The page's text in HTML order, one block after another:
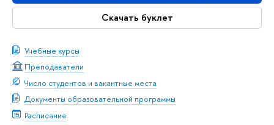
Скачать буклет
Учебные курсы
Преподаватели
Число студентов и вакантные места
Документы образовательной программы
Расписание